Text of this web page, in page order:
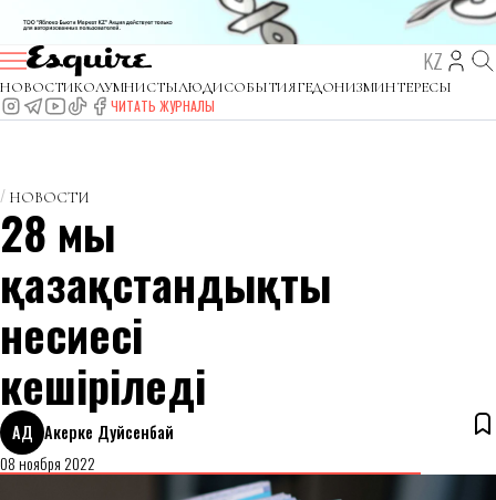
KZ
НОВОСТИКОЛУМНИСТЫЛЮДИСОБЫТИЯГЕДОНИЗМИНТЕРЕСЫ
ЧИТАТЬ ЖУРНАЛЫ
НОВОСТИ
28 мың
қазақстандықтың
несиесі
кешіріледі
АД Акерке Дуйсенбай
08 ноября 2022